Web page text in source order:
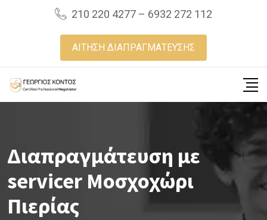
210 220 4277 – 6932 272 112
ΑΙΤΗΣΗ ΔΙΑΠΡΑΓΜΑΤΕΥΣΗΣ
Διαπραγμάτευση με
servicer Μοσχοχώρι
Πιερίας